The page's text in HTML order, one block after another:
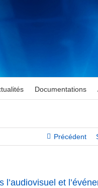
Documentations
Précédent
et